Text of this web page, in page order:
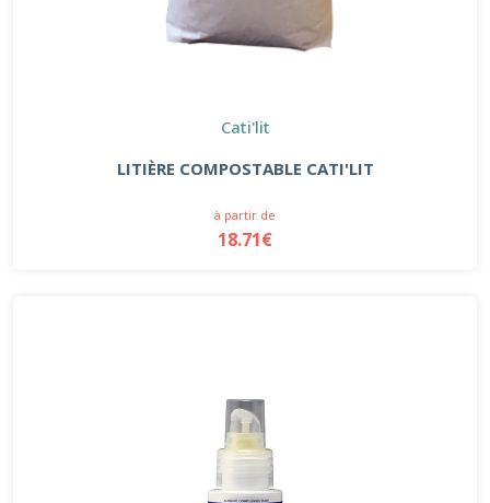
Cati'lit
LITIÈRE COMPOSTABLE CATI'LIT
à partir de
18.71€